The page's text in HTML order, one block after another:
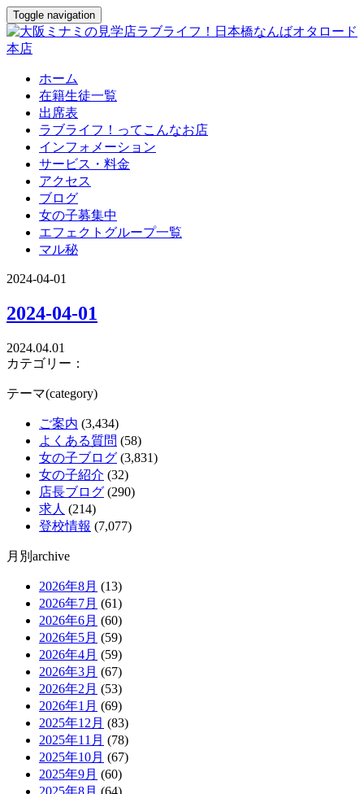
Toggle navigation
ホーム
在籍生徒一覧
出席表
ラブライフ！ってこんなお店
インフォメーション
サービス・料金
アクセス
ブログ
女の子募集中
エフェクトグループ一覧
マル秘
2024-04-01
2024-04-01
2024.04.01
カテゴリー：
テーマ(category)
ご案内 (3,434)
よくある質問 (58)
女の子ブログ (3,831)
女の子紹介 (32)
店長ブログ (290)
求人 (214)
登校情報 (7,077)
月別archive
2026年8月 (13)
2026年7月 (61)
2026年6月 (60)
2026年5月 (59)
2026年4月 (59)
2026年3月 (67)
2026年2月 (53)
2026年1月 (69)
2025年12月 (83)
2025年11月 (78)
2025年10月 (67)
2025年9月 (60)
2025年8月 (64)